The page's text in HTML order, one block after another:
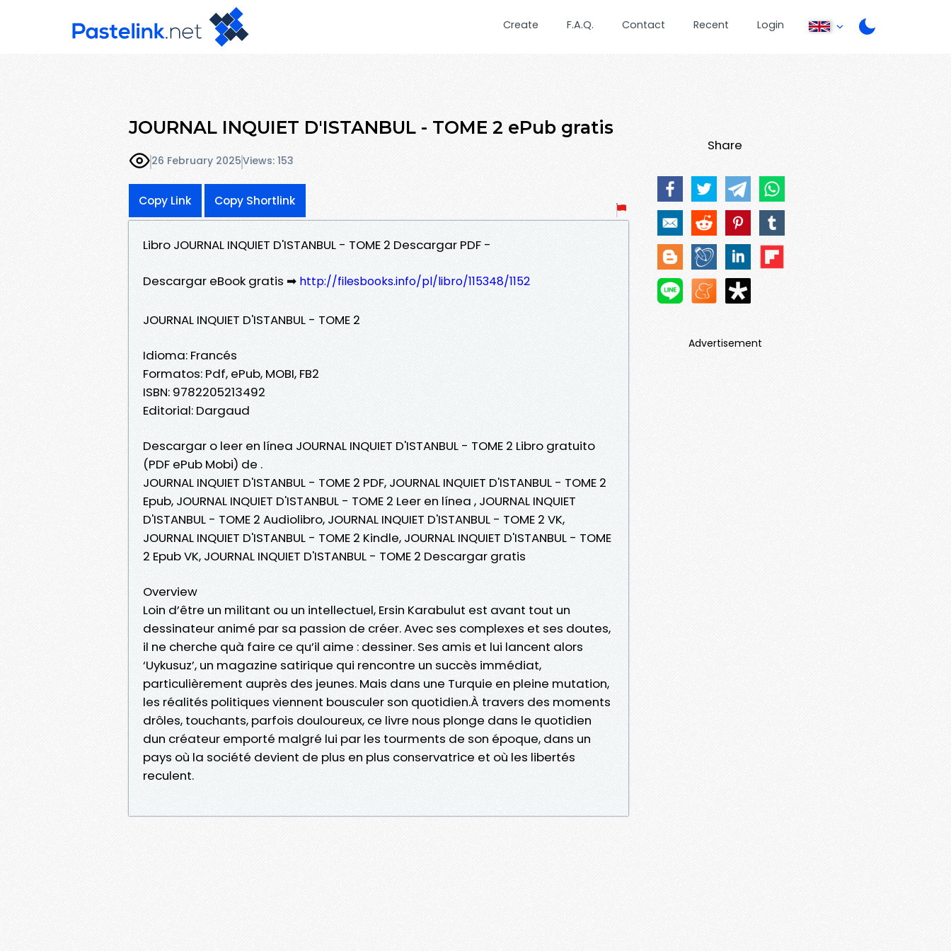
Create F.A.Q. Contact Recent Login
JOURNAL INQUIET D'ISTANBUL - TOME 2 ePub gratis
26 February 2025Views: 153
Copy Link Copy Shortlink
Libro JOURNAL INQUIET D'ISTANBUL - TOME 2 Descargar PDF -
Descargar eBook gratis ➡ http://filesbooks.info/pl/libro/115348/1152
JOURNAL INQUIET D'ISTANBUL - TOME 2
Idioma: Francés
Formatos: Pdf, ePub, MOBI, FB2
ISBN: 9782205213492
Editorial: Dargaud
Descargar o leer en línea JOURNAL INQUIET D'ISTANBUL - TOME 2 Libro gratuito
(PDF ePub Mobi) de .
JOURNAL INQUIET D'ISTANBUL - TOME 2 PDF, JOURNAL INQUIET D'ISTANBUL - TOME 2
Epub, JOURNAL INQUIET D'ISTANBUL - TOME 2 Leer en línea , JOURNAL INQUIET
D'ISTANBUL - TOME 2 Audiolibro, JOURNAL INQUIET D'ISTANBUL - TOME 2 VK,
JOURNAL INQUIET D'ISTANBUL - TOME 2 Kindle, JOURNAL INQUIET D'ISTANBUL - TOME
2 Epub VK, JOURNAL INQUIET D'ISTANBUL - TOME 2 Descargar gratis
Overview
Loin d’être un militant ou un intellectuel, Ersin Karabulut est avant tout un
dessinateur animé par sa passion de créer. Avec ses complexes et ses doutes,
il ne cherche quà faire ce qu’il aime : dessiner. Ses amis et lui lancent alors
‘Uykusuz’, un magazine satirique qui rencontre un succès immédiat,
particulièrement auprès des jeunes. Mais dans une Turquie en pleine mutation,
les réalités politiques viennent bousculer son quotidien.À travers des moments
drôles, touchants, parfois douloureux, ce livre nous plonge dans le quotidien
dun créateur emporté malgré lui par les tourments de son époque, dans un
pays où la société devient de plus en plus conservatrice et où les libertés
reculent.
Share
Advertisement